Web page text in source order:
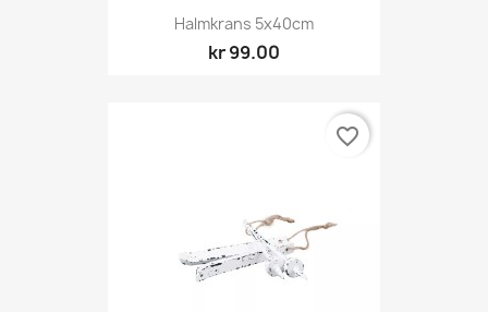
Halmkrans 5x40cm
kr 99.00
favorite_border